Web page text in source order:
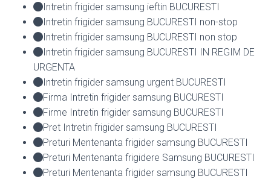
Intretin frigider samsung ieftin BUCURESTI
Intretin frigider samsung BUCURESTI non-stop
Intretin frigider samsung BUCURESTI non stop
Intretin frigider samsung BUCURESTI IN REGIM DE
URGENTA
Intretin frigider samsung urgent BUCURESTI
Firma Intretin frigider samsung BUCURESTI
Firme Intretin frigider samsung BUCURESTI
Pret Intretin frigider samsung BUCURESTI
Preturi Mentenanta frigider samsung BUCURESTI
Preturi Mentenanta frigidere Samsung BUCURESTI
Preturi Mentenanta frigider samsung BUCURESTI